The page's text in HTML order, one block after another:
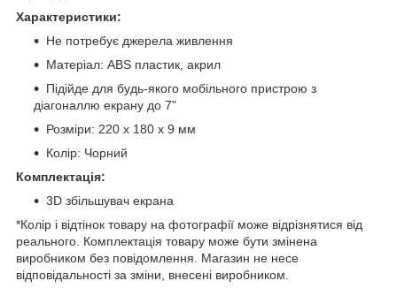
Характеристики:
Не потребує джерела живлення
Матеріал: ABS пластик, акрил
Підійде для будь-якого мобільного пристрою з
діагоналлю екрану до 7"
Розміри: 220 x 180 x 9 мм
Колір: Чорний
Комплектація:
3D збільшувач екрана
*Колір і відтінок товару на фотографії може відрізнятися від
реального. Комплектація товару може бути змінена
виробником без повідомлення. Магазин не несе
відповідальності за зміни, внесені виробником.